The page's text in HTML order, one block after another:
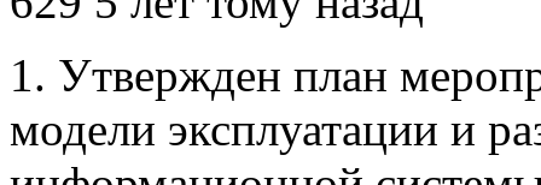
1. Утвержден план
модели эксплуатации и